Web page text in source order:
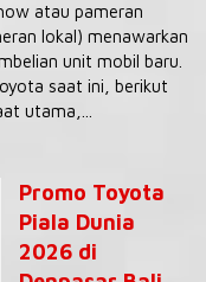
atau pameran
lokal) menawarkan
unit mobil baru.
saat ini, berikut
utama,...
Promo Toyota
Piala Dunia
2026 di